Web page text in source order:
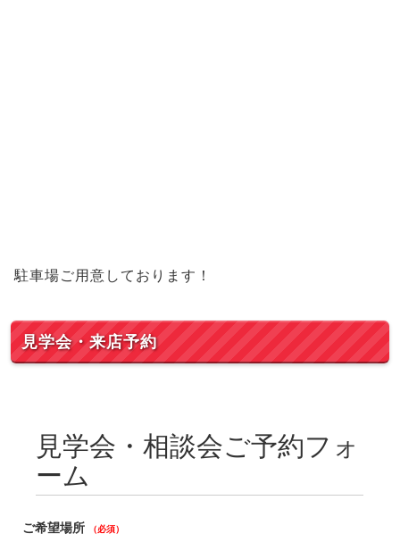
駐車場ご用意しております！
見学会・来店予約